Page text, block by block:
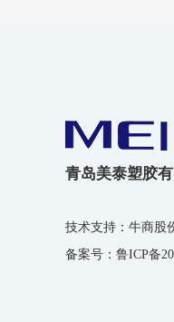
青岛美泰塑胶
技术支持：牛商股
备案号： 鲁ICP备